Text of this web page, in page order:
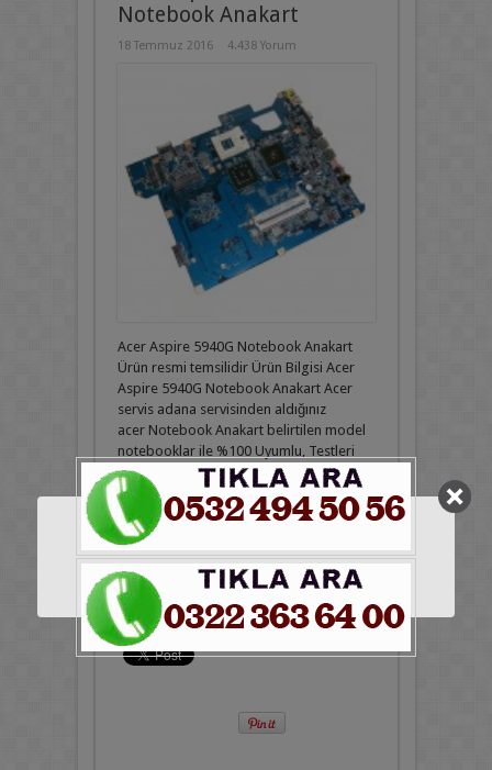
Notebook Anakart
18 Temmuz 2016 4.438 Yorum
Acer Aspire 5940G Notebook Anakart
Ürün resmi temsilidir Ürün Bilgisi Acer
Aspire 5940G Notebook Anakart Acer
servis adana servisinden aldığınız
acer Notebook Anakart belirtilen model
notebooklar ile %100 Uyumlu, Testleri
Gerçekleştirilmiş, garantili, A Kalite
(birinci sınıf ) üründür. Acer servis adana
Acer marka ve model Laptop, Notebook,
Dizüstü bilgisayar Yedek parça ve
aksesuar ihtiyaçlarınız için lütfen bize
mesaj atınız Notebook Anakart, Adaptör
Şarj ...Devamını Oku »